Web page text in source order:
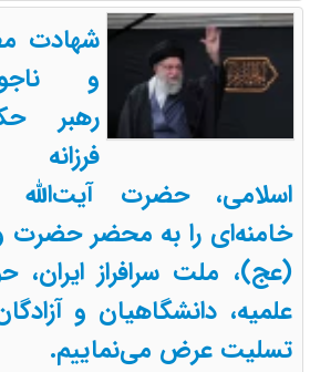
شهادت
و
رهبر
فرزانه
اسلامی، حضرت آیت‌الله
خامنه‌ای را به محضر حضرت
(عج)، ملت سرافراز ایران،
علمیه، دانشگاهیان و
تسلیت عرض می‌نماییم.